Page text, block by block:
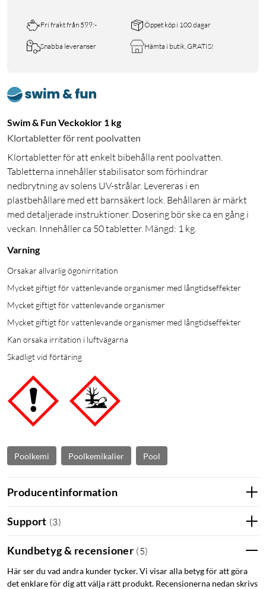
Fri frakt från 599:- Öppet köp i 100 dagar
Snabba leveranser Hämta i butik, GRATIS!
Swim & Fun Veckoklor 1 kg
Klortabletter för rent poolvatten
Klortabletter för att enkelt bibehålla rent poolvatten.
Tabletterna innehåller stabilisator som förhindrar
nedbrytning av solens UV-strålar. Levereras i en
plastbehållare med ett barnsäkert lock. Behållaren är märkt
med detaljerade instruktioner. Dosering bör ske ca en gång i
veckan. Innehåller ca 50 tabletter. Mängd: 1 kg.
Varning
Orsakar allvarlig ögonirritation
Mycket giftigt för vattenlevande organismer med långtidseffekter
Mycket giftigt för vattenlevande organismer
Mycket giftigt för vattenlevande organismer med långtidseffekter
Kan orsaka irritation i luftvägarna
Skadligt vid förtäring
Poolkemi Poolkemikalier Pool
Producentinformation
Support (3)
Kundbetyg & recensioner (5)
Här ser du vad andra kunder tycker. Vi visar alla betyg för att göra
det enklare för dig att välja rätt produkt. Recensionerna nedan skrivs